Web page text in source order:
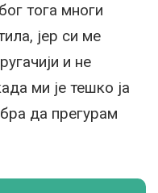
тога многи
јер си ме
и не
ми је тешко ја
да прегурам